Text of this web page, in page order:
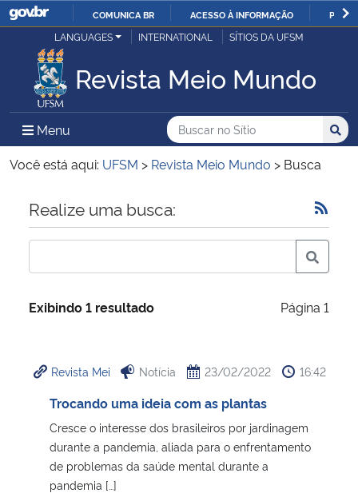
IR
O
COMUNICA BR ACESSO À INFORMAÇÃO
Ministério da Justiça e Segurança Pública
Ministério da Defesa
Ministério das Relações Exteriores
Ministério da Economia
Ministério da Infraestrutura
Ministério da Cidadania
Ministério de Minas e Energia
LANGUAGES INTERNATIONAL SÍTIOS DA UFSM
Revista Meio Mundo
Menu Menu Principal do Sítio
Busca
Buscar no no Sítio
Busca:
Você está aqui: UFSM > Revista Meio Mundo > Busca
Início do conteúdo
Realize uma busca:
Exibindo 1 resultado Página 1
Revista Mei Notícia 23/02/2022 16:42
Trocando uma ideia com as plantas
Cresce o interesse dos brasileiros por jardinagem
durante a pandemia, aliada para o enfrentamento
de problemas da saúde mental durante a
pandemia […]